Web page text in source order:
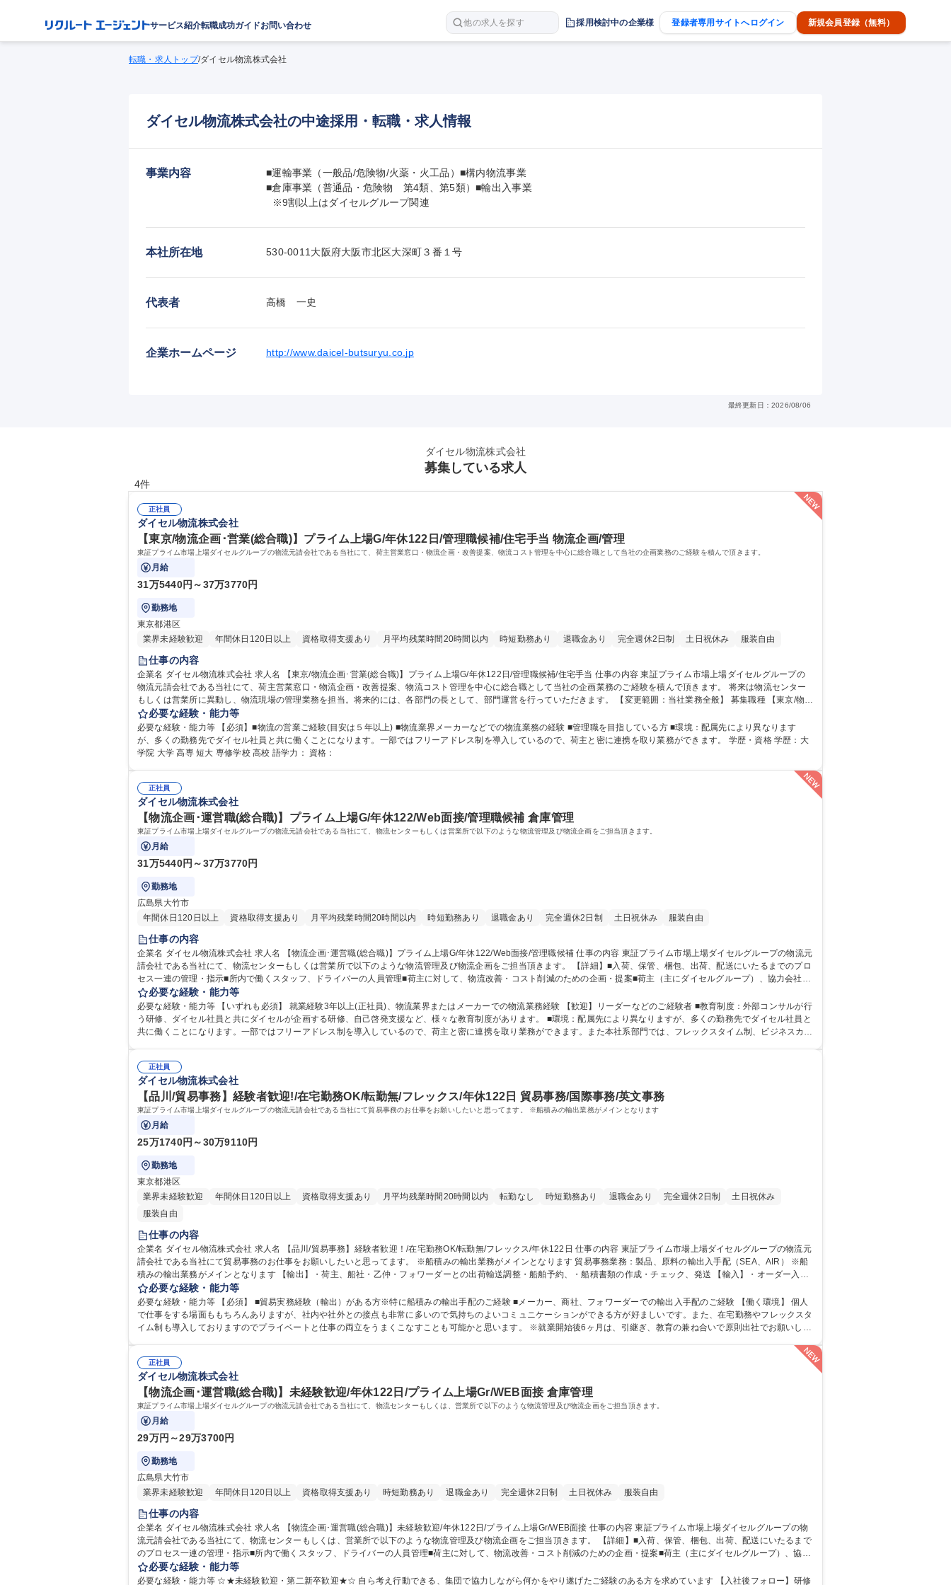
サービス紹介転職成功ガイドお問い合わせ 他の求人を探す 採用検討中の企業様 登録者専用サイトへログイン 新規会員登録（無料）
転職・求人トップ/ダイセル物流株式会社
ダイセル物流株式会社の中途採用・転職・求人情報
事業内容
■運輸事業（一般品/危険物/火薬・火工品）■構内物流事業
■倉庫事業（普通品・危険物　第4類、第5類）■輸出入事業
  ※9割以上はダイセルグループ関連
本社所在地 530-0011大阪府大阪市北区大深町３番１号
代表者 高橋　一史
企業ホームページ http://www.daicel-butsuryu.co.jp
最終更新日：2026/08/06
ダイセル物流株式会社
募集している求人
4件
正社員
ダイセル物流株式会社
【東京/物流企画･営業(総合職)】プライム上場G/年休122日/管理職候補/住宅手当 物流企画/管理
東証プライム市場上場ダイセルグループの物流元請会社である当社にて、荷主営業窓口・物流企画・改善提案、物流コスト管理を中心に総合職として当社の企画業務のご経験を積んで頂きます。
月給
31万5440円～37万3770円
勤務地
東京都港区
業界未経験歓迎
年間休日120日以上 資格取得支援あり 月平均残業時間20時間以内 時短勤務あり 退職金あり 完全週休2日制 土日祝休み 服装自由
仕事の内容
企業名 ダイセル物流株式会社 求人名 【東京/物流企画･営業(総合職)】プライム上場G/年休122日/管理職候補/住宅手当 仕事の内容 東証プライム市場上場ダイセルグループの
物流元請会社である当社にて、荷主営業窓口・物流企画・改善提案、物流コスト管理を中心に総合職として当社の企画業務のご経験を積んで頂きます。 将来は物流センター
もしくは営業所に異動し、物流現場の管理業務を担当。将来的には、各部門の長として、部門運営を行っていただきます。 【変更範囲：当社業務全般】 募集職種 【東京/物流
企画･営業(総合職)】プライム上場G/年休122日/管理職候補/住宅手当
必要な経験・能力等
必要な経験・能力等 【必須】■物流の営業ご経験(目安は５年以上) ■物流業界メーカーなどでの物流業務の経験 ■管理職を目指している方 ■環境：配属先により異なります
が、多くの勤務先でダイセル社員と共に働くことになります。一部ではフリーアドレス制を導入しているので、荷主と密に連携を取り業務ができます。 学歴・資格 学歴：大
学院 大学 高専 短大 専修学校 高校 語学力： 資格：
正社員
ダイセル物流株式会社
【物流企画･運営職(総合職)】プライム上場G/年休122/Web面接/管理職候補 倉庫管理
東証プライム市場上場ダイセルグループの物流元請会社である当社にて、物流センターもしくは営業所で以下のような物流管理及び物流企画をご担当頂きます。
月給
31万5440円～37万3770円
勤務地
広島県大竹市
年間休日120日以上
資格取得支援あり 月平均残業時間20時間以内 時短勤務あり 退職金あり 完全週休2日制 土日祝休み 服装自由
仕事の内容
企業名 ダイセル物流株式会社 求人名 【物流企画･運営職(総合職)】プライム上場G/年休122/Web面接/管理職候補 仕事の内容 東証プライム市場上場ダイセルグループの物流元
請会社である当社にて、物流センターもしくは営業所で以下のような物流管理及び物流企画をご担当頂きます。 【詳細】■入荷、保管、梱包、出荷、配送にいたるまでのプロ
セス一連の管理・指示■所内で働くスタッフ、ドライバーの人員管理■荷主に対して、物流改善・コスト削減のための企画・提案■荷主（主にダイセルグループ）、協力会社と
の交渉 ※将来は物流センターや営業所の部門長として部門運営を行っていただきます 【変更範囲：当社業務全般】 募集職種 【物流企画･運営職(総合職)】プライム上場G/年
休122/Web面接/管理職候補
必要な経験・能力等
必要な経験・能力等 【いずれも必須】 就業経験3年以上(正社員)、物流業界またはメーカーでの物流業務経験 【歓迎】リーダーなどのご経験者 ■教育制度：外部コンサルが行
う研修、ダイセル社員と共にダイセルが企画する研修、自己啓発支援など、様々な教育制度があります。 ■環境：配属先により異なりますが、多くの勤務先でダイセル社員と
共に働くことになります。一部ではフリーアドレス制を導入しているので、荷主と密に連携を取り業務ができます。また本社系部門では、フレックスタイム制、ビジネスカジ
正社員
ダイセル物流株式会社
【品川/貿易事務】経験者歓迎!/在宅勤務OK/転勤無/フレックス/年休122日 貿易事務/国際事務/英文事務
東証プライム市場上場ダイセルグループの物流元請会社である当社にて貿易事務のお仕事をお願いしたいと思ってます。 ※船積みの輸出業務がメインとなります
月給
25万1740円～30万9110円
勤務地
東京都港区
業界未経験歓迎
年間休日120日以上 資格取得支援あり 月平均残業時間20時間以内 転勤なし 時短勤務あり 退職金あり 完全週休2日制
土日祝休み
服装自由
仕事の内容
企業名 ダイセル物流株式会社 求人名 【品川/貿易事務】経験者歓迎！/在宅勤務OK/転勤無/フレックス/年休122日 仕事の内容 東証プライム市場上場ダイセルグループの物流元
請会社である当社にて貿易事務のお仕事をお願いしたいと思ってます。 ※船積みの輸出業務がメインとなります 貿易事務業務：製品、原料の輸出入手配（SEA、AIR） ※船
積みの輸出業務がメインとなります 【輸出】・荷主、船社・乙仲・フォワーダーとの出荷輸送調整・船舶予約、・船積書類の作成・チェック、発送 【輸入】・オーダー入力
・輸入書類管理 ・コンテナダメージ連絡対応・海上保険処理【その他】・請求・支払業務 【変更範囲：当社業務全般】 募集職種 【品川/貿易事務】経験者歓迎！/在宅勤務O
K/転勤無/フレックス/年休122日
必要な経験・能力等
必要な経験・能力等 【必須】 ■貿易実務経験（輸出）がある方※特に船積みの輸出手配のご経験 ■メーカー、商社、フォワーダーでの輸出入手配のご経験 【働く環境】 個人
で仕事をする場面ももちろんありますが、社内や社外との接点も非常に多いので気持ちのよいコミュニケーションができる方が好ましいです。また、在宅勤務やフレックスタ
イム制も導入しておりますのでプライベートと仕事の両立をうまくこなすことも可能かと思います。 ※就業開始後6ヶ月は、引継ぎ、教育の兼ね合いで原則出社でお願いしま
正社員
ダイセル物流株式会社
【物流企画･運営職(総合職)】未経験歓迎/年休122日/プライム上場Gr/WEB面接 倉庫管理
東証プライム市場上場ダイセルグループの物流元請会社である当社にて、物流センターもしくは、営業所で以下のような物流管理及び物流企画をご担当頂きます。
月給
29万円～29万3700円
勤務地
広島県大竹市
業界未経験歓迎
年間休日120日以上 資格取得支援あり 時短勤務あり 退職金あり 完全週休2日制 土日祝休み 服装自由
仕事の内容
企業名 ダイセル物流株式会社 求人名 【物流企画･運営職(総合職)】未経験歓迎/年休122日/プライム上場Gr/WEB面接 仕事の内容 東証プライム市場上場ダイセルグループの物
流元請会社である当社にて、物流センターもしくは、営業所で以下のような物流管理及び物流企画をご担当頂きます。 【詳細】■入荷、保管、梱包、出荷、配送にいたるまで
のプロセス一連の管理・指示■所内で働くスタッフ、ドライバーの人員管理■荷主に対して、物流改善・コスト削減のための企画・提案■荷主（主にダイセルグループ）、協力
会社との交渉 ※将来は物流センターや営業所の部門長として部門運営を行っていただきます。 【変更範囲：当社業務全般 募集職種 【物流企画･運営職(総合職)】未経験歓迎/
年休122日/プライム上場Gr/WEB面接
必要な経験・能力等
必要な経験・能力等 ☆★未経験歓迎・第二新卒歓迎★☆ 自ら考え行動できる、集団で協力しながら何かをやり遂げたご経験のある方を求めています 【入社後フォロー】研修